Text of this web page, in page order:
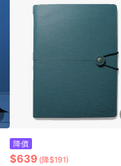
降價
$639 (降$191)